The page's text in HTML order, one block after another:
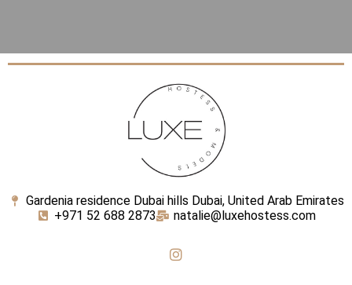
Gardenia residence Dubai hills Dubai, United Arab Emirates
+971 52 688 2873
natalie@luxehostess.com